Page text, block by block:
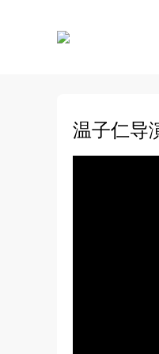
温子仁导